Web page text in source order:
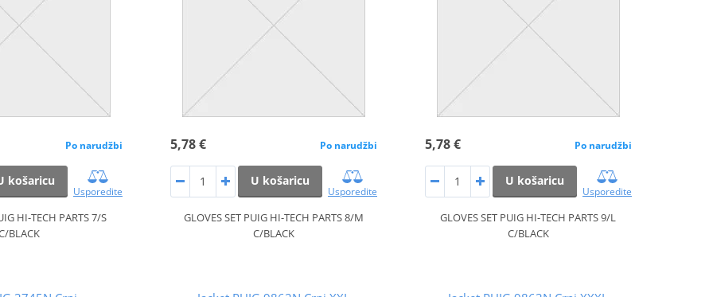
Po narudžbi
košaricu
Usporedite
HI-TECH PARTS 7/S
BLACK
5,78 € Po narudžbi
U košaricu
Usporedite
GLOVES SET PUIG HI-TECH PARTS 8/M
C/BLACK
5,78 € Po narudžbi
U košaricu
Usporedite
GLOVES SET PUIG HI-TECH PARTS 9/L
C/BLACK